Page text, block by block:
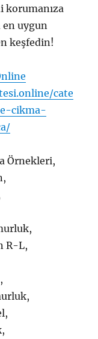
korumanıza
en uygun
keşfedin!
cate
cikma-
Örnekleri,
R-L,